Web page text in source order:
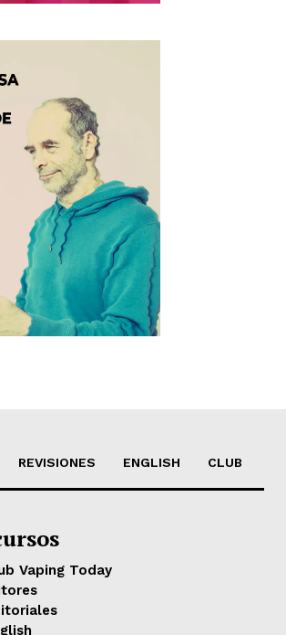
REVISIONES ENGLISH CLUB
Vaping Today